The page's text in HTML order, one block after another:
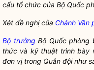
cấu tổchức của Bộ Quốc
Xét đề nghị của Chánh Văn
Bộ trưởng Bộ Quốc phòng
thức và kỹ thuật trình bày
đơn vị trong Quân độinhư